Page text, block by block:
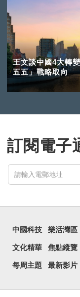
王文談中國4大轉
五五」戰略取向
訂閱電子
中國科技 樂活灣區
文化精華 焦點縱覽
每周主題 最新影片